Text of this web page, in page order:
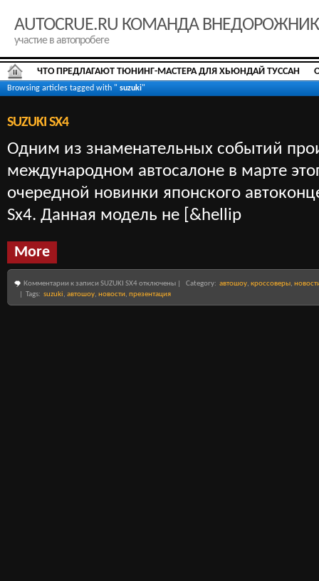
AUTOCRUE.RU КОМАНДА
участие в автопробеге
ЧТО ПРЕДЛАГАЮТ ТЮНИНГ-МАСТЕРА ДЛЯ ХЬЮНДАЙ ТУССАН
Browsing articles tagged with " suzuki"
SUZUKI SX4
Одним из знаменательных событий
международном автосалоне в марте
очередной новинки японского
Sх4. Данная модель не [&hellip
More
Комментарии к записи SUZUKI SX4отключены Category: автошоу, кроссоверы,
| Tags: suzuki, автошоу, новости, презентация